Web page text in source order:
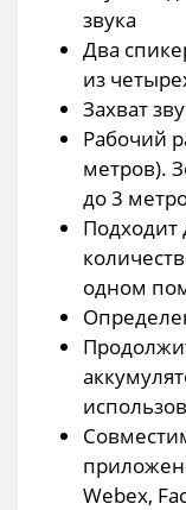
звука
Два
из
Захват
Рабочий
метров).
до 3
Подходит
одном
Webex,